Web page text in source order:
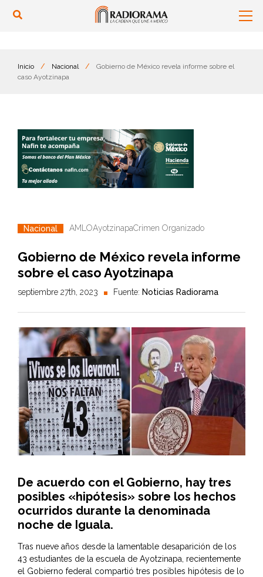
Inicio / Nacional /
Gobierno de México revela informe sobre el
caso Ayotzinapa
Nacional AMLOAyotzinapaCrimen Organizado
Gobierno de México revela informe
sobre el caso Ayotzinapa
septiembre 27th, 2023 Fuente: Noticias Radiorama
De acuerdo con el Gobierno, hay tres
posibles «hipótesis» sobre los hechos
ocurridos durante la denominada
noche de Iguala.
Tras nueve años desde la lamentable desaparición de los
43 estudiantes de la escuela de Ayotzinapa, recientemente
el Gobierno federal compartió tres posibles hipótesis de lo